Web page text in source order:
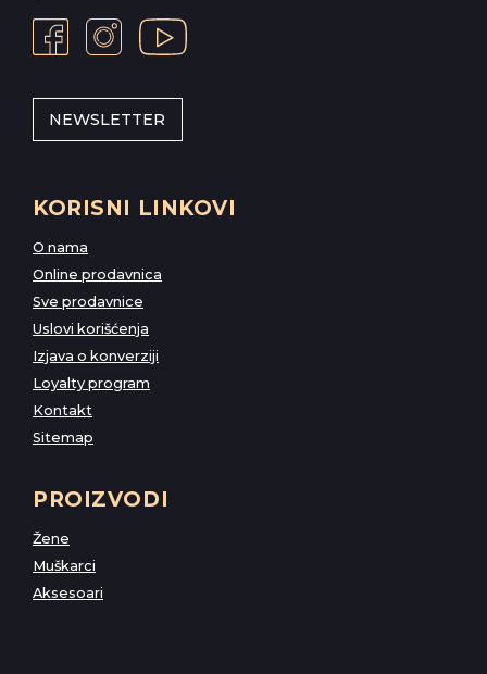
NEWSLETTER
KORISNI LINKOVI
O nama
Online prodavnica
Sve prodavnice
Uslovi korišćenja
Izjava o konverziji
Loyalty program
Kontakt
Sitemap
PROIZVODI
Žene
Muškarci
Aksesoari